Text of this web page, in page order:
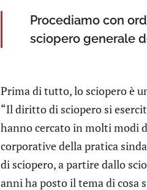
Procediamo con
sciopero generale
Prima di tutto, lo sciopero è
“Il diritto di sciopero si
hanno cercato in molti modi
corporative della pratica
di sciopero, a partire dallo
anni ha posto il tema di cosa